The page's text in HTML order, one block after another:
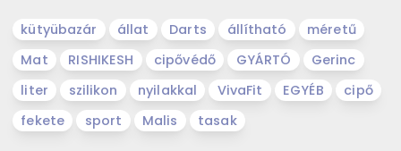
kütyübazár állat Darts állítható
méretű
Mat
RISHIKESH cipővédő GYÁRTÓ
Gerinc
liter
szilikon nyilakkal VivaFit EGYÉB
cipő
fekete
sport Malis tasak